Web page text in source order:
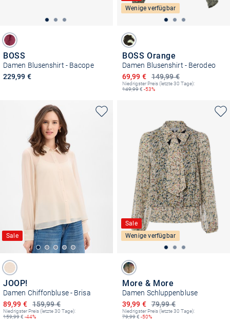
BOSS
Damen Blusenshirt - Bacope
229,99 €
Wenige verfügbar
BOSS Orange
Damen Blusenshirt - Berodeo
149,99 €
Ermäßigter Preis
69,99 €
Niedrigster Preis (letzte 30 Tage):
149,99€ -53%
Sale
JOOP!
Damen Chiffonbluse - Brisa
159,99 €
Ermäßigter Preis
89,99 €
Niedrigster Preis (letzte 30 Tage):
159,99€ -44%
Sale
Wenige verfügbar
More & More
Damen Schluppenbluse
79,99 €
Ermäßigter Preis
39,99 €
Niedrigster Preis (letzte 30 Tage):
79,99€ -50%